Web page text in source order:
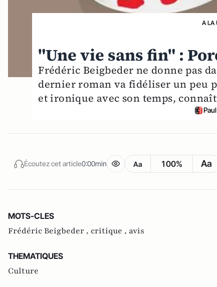
A LA
"Une vie sans fin" :
Frédéric Beigbeder ne donne pas
dernier roman va fidéliser un peu
et ironique avec son temps,
Écoutez cet article0:00min Aa 100% Aa
MOTS-CLES
Frédéric Beigbeder , critique , avis
THEMATIQUES
Culture